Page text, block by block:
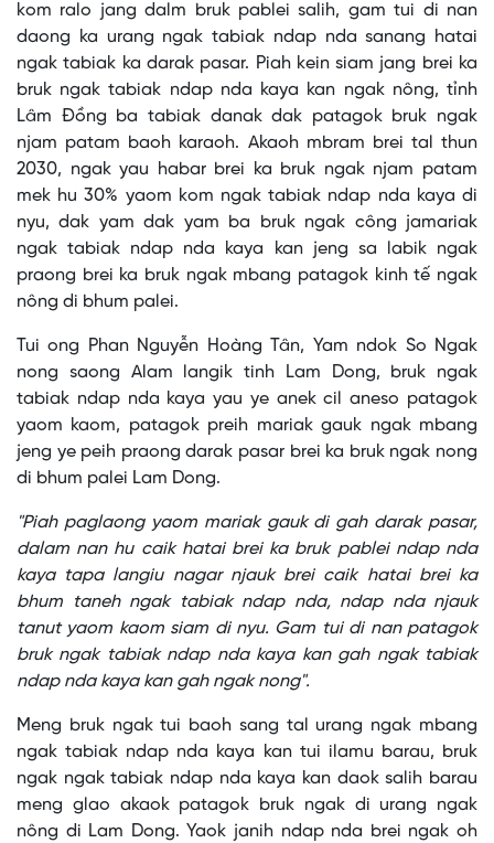
kom ralo jang dalm bruk pablei salih, gam tui di nan
daong ka urang ngak tabiak ndap nda sanang hatai
ngak tabiak ka darak pasar. Piah kein siam jang brei ka
bruk ngak tabiak ndap nda kaya kan ngak nông, tỉnh
Lâm Đồng ba tabiak danak dak patagok bruk ngak
njam patam baoh karaoh. Akaoh mbram brei tal thun
2030, ngak yau habar brei ka bruk ngak njam patam
mek hu 30% yaom kom ngak tabiak ndap nda kaya di
nyu, dak yam dak yam ba bruk ngak công jamariak
ngak tabiak ndap nda kaya kan jeng sa labik ngak
praong brei ka bruk ngak mbang patagok kinh tế ngak
nông di bhum palei.
Tui ong Phan Nguyễn Hoàng Tân, Yam ndok So Ngak
nong saong Alam langik tinh Lam Dong, bruk ngak
tabiak ndap nda kaya yau ye anek cil aneso patagok
yaom kaom, patagok preih mariak gauk ngak mbang
jeng ye peih praong darak pasar brei ka bruk ngak nong
di bhum palei Lam Dong.
"Piah paglaong yaom mariak gauk di gah darak pasar,
dalam nan hu caik hatai brei ka bruk pablei ndap nda
kaya tapa langiu nagar njauk brei caik hatai brei ka
bhum taneh ngak tabiak ndap nda, ndap nda njauk
tanut yaom kaom siam di nyu. Gam tui di nan patagok
bruk ngak tabiak ndap nda kaya kan gah ngak tabiak
ndap nda kaya kan gah ngak nong".
Meng bruk ngak tui baoh sang tal urang ngak mbang
ngak tabiak ndap nda kaya kan tui ilamu barau, bruk
ngak ngak tabiak ndap nda kaya kan daok salih barau
meng glao akaok patagok bruk ngak di urang ngak
nông di Lam Dong. Yaok janih ndap nda brei ngak oh